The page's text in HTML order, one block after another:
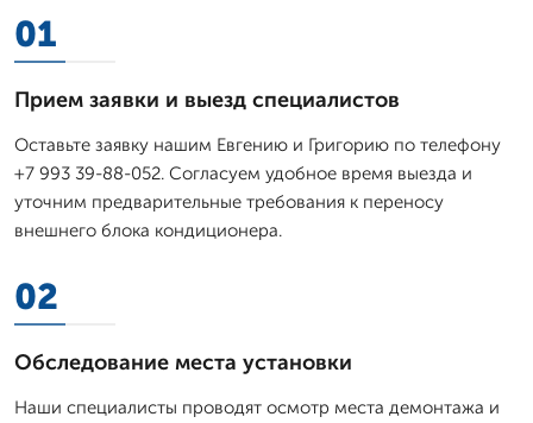
01
Прием заявки и выезд специалистов
Оставьте заявку нашим Евгению и Григорию по телефону
+7 993 39-88-052. Согласуем удобное время выезда и
уточним предварительные требования к переносу
внешнего блока кондиционера.
02
Обследование места установки
Наши специалисты проводят осмотр места демонтажа и